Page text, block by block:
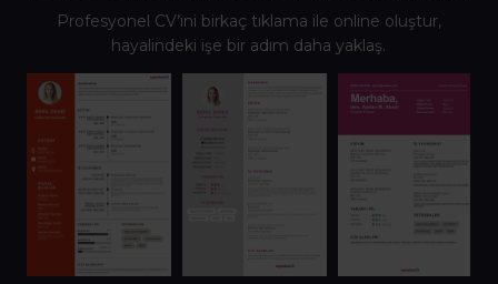
Profesyonel CV’ini birkaç tıklama ile online oluştur,
hayalindeki işe bir adım daha yaklaş.